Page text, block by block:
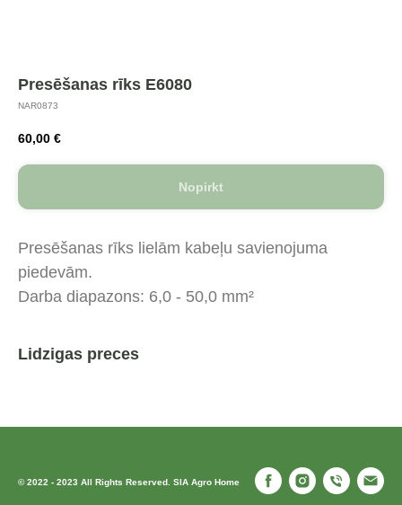
Presēšanas rīks E6080
NAR0873
60,00 €
Nopirkt
Presēšanas rīks lielām kabeļu savienojuma
piedevām.
Darba diapazons: 6,0 - 50,0 mm²
Lidzigas preces
© 2022 - 2023 All Rights Reserved. SIA Agro Home